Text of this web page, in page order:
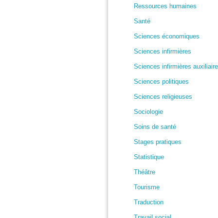
Ressources humaines
Santé
Sciences économiques
Sciences infirmières
Sciences infirmières
Sciences politiques
Sciences religieuses
Sociologie
Soins de santé
Stages pratiques
Statistique
Théâtre
Tourisme
Traduction